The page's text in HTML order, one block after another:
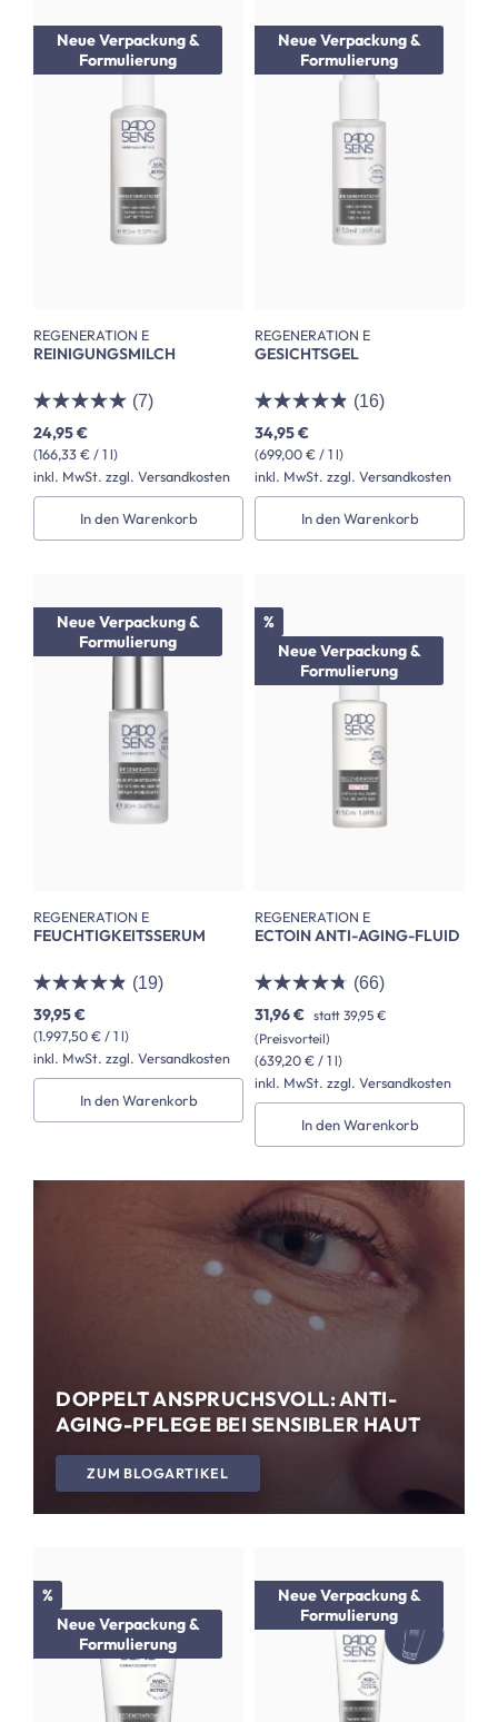
Neue Verpackung &
Formulierung
REGENERATION E
REINIGUNGSMILCH
(7)
(166,33 € / 1 l)
24,95 €
inkl. MwSt. zzgl. Versandkosten
In den Warenkorb
Neue Verpackung &
Formulierung
REGENERATION E
GESICHTSGEL
(16)
(699,00 € / 1 l)
34,95 €
inkl. MwSt. zzgl. Versandkosten
In den Warenkorb
Neue Verpackung &
Formulierung
REGENERATION E
FEUCHTIGKEITSSERUM
(19)
(1.997,50 € / 1 l)
39,95 €
inkl. MwSt. zzgl. Versandkosten
In den Warenkorb
Rabatt
%
Neue Verpackung &
Formulierung
REGENERATION E
ECTOIN ANTI-AGING-FLUID
(66)
(639,20 € / 1 l)
31,96 € statt 39,95 €
(Preisvorteil)
inkl. MwSt. zzgl. Versandkosten
In den Warenkorb
DOPPELT ANSPRUCHSVOLL: ANTI-
AGING-PFLEGE BEI SENSIBLER HAUT
ZUM BLOGARTIKEL
Rabatt
%
Neue Verpackung &
Formulierung
Neue Verpackung &
Formulierung